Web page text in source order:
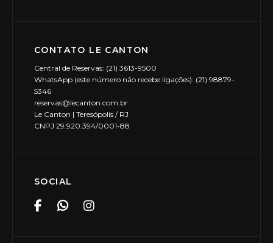
CONTATO LE CANTON
Central de Reservas: (21) 3613-9500
WhatsApp (este número não recebe ligações): (21) 98879-
5346
reservas@lecanton.com.br
Le Canton | Teresópolis / RJ
CNPJ 29.920.394/0001-88
SOCIAL